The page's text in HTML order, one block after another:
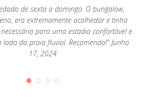
de sexta a domingo. O bungalow,
era extremamente acolhedor e tinha
para uma estadia confortável e
lado da praia fluvial. Recomendo!" Junho
17, 2024